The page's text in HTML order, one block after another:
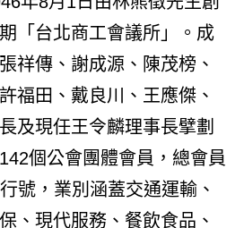
「台北商工會議所」。成
祥傳、謝成源、陳茂榜、
福田、戴良川、王應傑、
及現任王令麟理事長擘劃
個公會團體會員，總會員
號，業別涵蓋交通運輸、
、現代服務、餐飲食品、